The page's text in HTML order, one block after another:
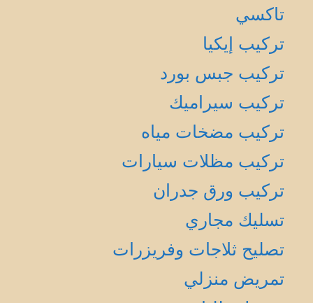
تاكسي
تركيب إيكيا
تركيب جبس بورد
تركيب سيراميك
تركيب مضخات مياه
تركيب مظلات سيارات
تركيب ورق جدران
تسليك مجاري
تصليح ثلاجات وفريزرات
تمريض منزلي